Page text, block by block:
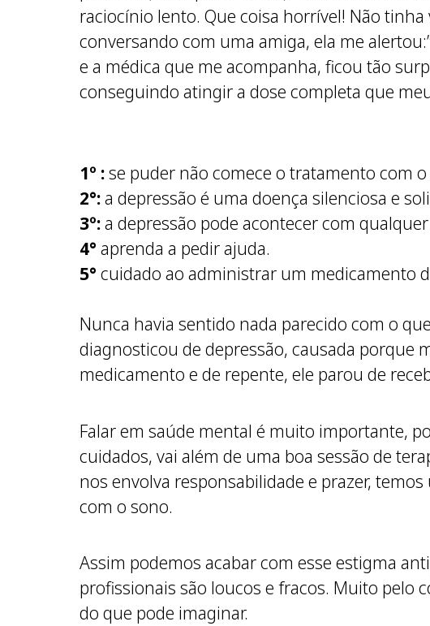
raciocínio lento. Que coisa horrível! Não
conversando com uma amiga, ela me
e a médica que me acompanha, ficou tão
conseguindo atingir a dose completa que
1º :se puder não comece o tratamento com
2°:a depressão é uma doença silenciosa e
3º:a depressão pode acontecer com
4° aprenda a pedir ajuda.
5° cuidado ao administrar um medicamento
Nunca havia sentido nada parecido com o
diagnosticou de depressão, causada porque
medicamento e de repente, ele parou de
Falar em saúde mental é muito importante,
cuidados, vai além de uma boa sessão de
nos envolva responsabilidade e prazer,
com o sono.
Assim podemos acabar com esse estigma
profissionais são loucos e fracos. Muito pelo
do que pode imaginar.